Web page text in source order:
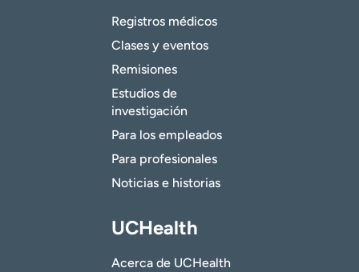
Registros médicos
Clases y eventos
Remisiones
Estudios de
investigación
Para los empleados
Para profesionales
Noticias e historias
UCHealth
Acerca de UCHealth